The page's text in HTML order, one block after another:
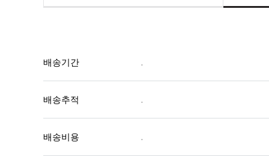
배송기간 .
배송추적 .
배송비용 .